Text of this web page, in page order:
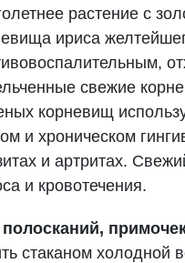
растение с
ириса
свежие
корневищ
и хроническом
и артритах.
и кровотечения.
стаканом холодной